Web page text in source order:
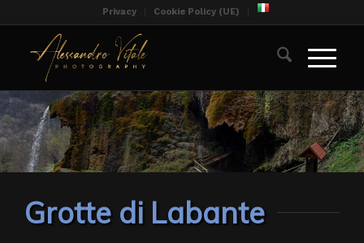
Privacy Cookie Policy (UE)
Grotte di Labante